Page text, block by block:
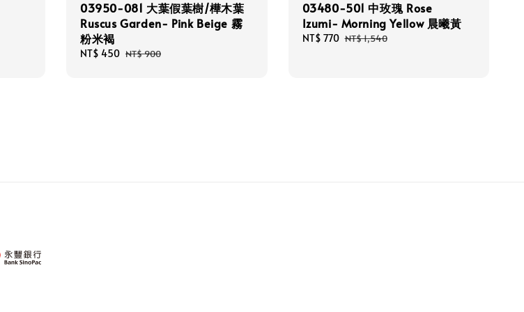
03950-081 大葉假葉樹/樺木葉
Ruscus Garden- Pink Beige 霧
粉米褐
Sale
NT$ 450 Regular
NT$ 900
03480-501 中玫瑰 Rose
Izumi- Morning Yellow 晨曦黃
Sale
NT$ 770 Regular
NT$ 1,540